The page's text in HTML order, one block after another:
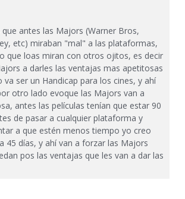
antes las Majors (Warner Bros,
etc) miraban "mal" a las plataformas,
que loas miran con otros ojitos, es decir
a darles las ventajas mas apetitosas
va ser un Handicap para los cines, y ahí
otro lado evoque las Majors van a
antes las películas tenían que estar 90
de pasar a cualquier plataforma y
a que estén menos tiempo yo creo
45 días, y ahí van a forzar las Majors
pos las ventajas que les van a dar las